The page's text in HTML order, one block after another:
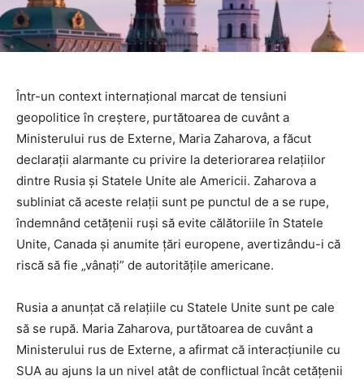
Într-un context internațional marcat de tensiuni
geopolitice în creștere, purtătoarea de cuvânt a
Ministerului rus de Externe, Maria Zaharova, a făcut
declarații alarmante cu privire la deteriorarea relațiilor
dintre Rusia și Statele Unite ale Americii. Zaharova a
subliniat că aceste relații sunt pe punctul de a se rupe,
îndemnând cetățenii ruși să evite călătoriile în Statele
Unite, Canada și anumite țări europene, avertizându-i că
riscă să fie „vânați” de autoritățile americane.
Rusia a anunțat că relațiile cu Statele Unite sunt pe cale
să se rupă. Maria Zaharova, purtătoarea de cuvânt a
Ministerului rus de Externe, a afirmat că interacțiunile cu
SUA au ajuns la un nivel atât de conflictual încât cetățenii